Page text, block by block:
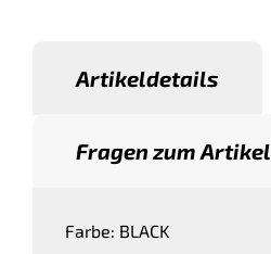
Artikeldetails
Fragen zum Artikel
Farbe: BLACK